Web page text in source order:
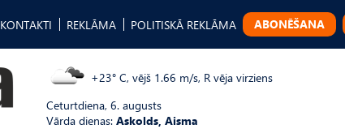
KONTAKTI REKLĀMA POLITISKĀ REKLĀMA ABONĒŠANA
+23° C, vējš 1.66 m/s, R vēja virziens
Ceturtdiena, 6. augusts
Vārda dienas: Askolds, Aisma